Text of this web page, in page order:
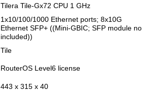
Tilera Tile-Gx72 CPU 1 GHz
1x10/100/1000 Ethernet ports; 8x10G
Ethernet SFP+ ((Mini-GBIC; SFP module no
included))
Tile
RouterOS Level6 license
443 x 315 x 40